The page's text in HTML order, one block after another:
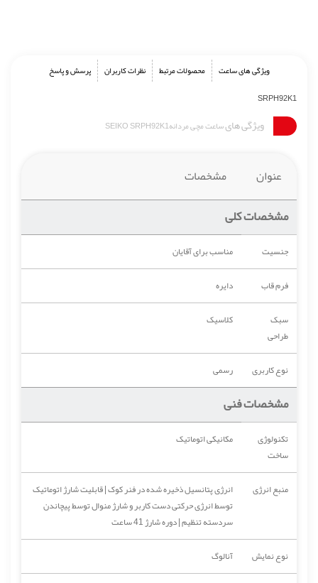
ویژگی های ساعت محصولات مرتبط نظرات کاربران
پرسش و پاسخ
SRPH92K1
ویژگی هایساعت مچی مردانهSEIKO SRPH92K1
عنوان مشخصات
مشخصات کلی
جنسیت
مناسب برای آقایان
فرم قاب
دایره
سبک
طراحی
کلاسیک
نوع کاربری رسمی
مشخصات فنی
تکنولوژی
ساخت
مکانیکی اتوماتیک
منبع انرژی
انرژی پتانسیل ذخیره شده در فنر کوک | قابلیت شارژ اتوماتیک
توسط انرژی حرکتی دست کاربر و شارژ منوال توسط پیچاندن
سردسته تنظیم | دوره‌ شارژ 41 ساعت
نوع نمایش
آنالوگ